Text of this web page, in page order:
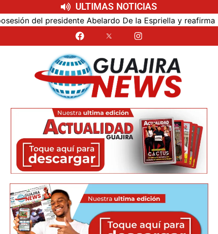
ULTIMAS NOTICIAS
presidente Abelardo De la Espriella y reafirma su